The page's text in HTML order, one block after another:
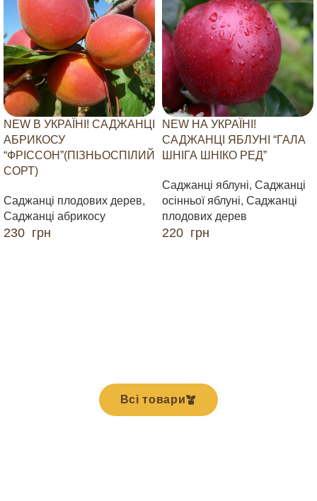
NEW В УКРАЇНІ! САДЖАНЦІ
АБРИКОСУ
“ФРІССОН”(ПІЗНЬОСПІЛИЙ
СОРТ)
Саджанці плодових дерев,
Саджанці абрикосу
230 грн
NEW НА УКРАЇНІ!
САДЖАНЦІ ЯБЛУНІ “ГАЛА
ШНІГА ШНІКО РЕД”
Саджанці яблуні, Саджанці
осінньої яблуні, Саджанці
плодових дерев
220 грн
Всі товари